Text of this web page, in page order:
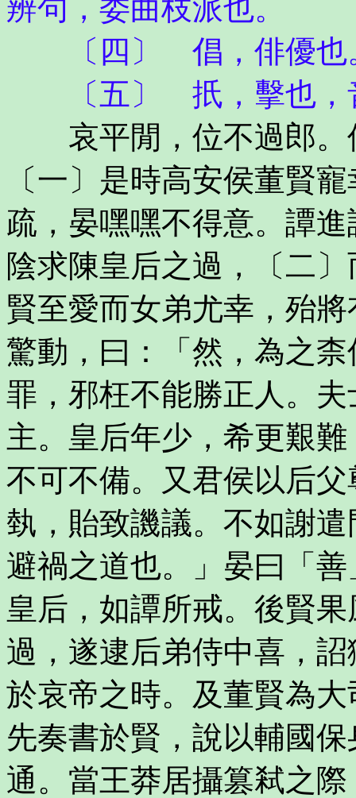
辨句，委曲枝派也。
〔四〕 倡，俳優也
〔五〕 扺，擊也，
哀平閒，位不過郎。
〔一〕是時高安侯董賢
疏，晏嘿嘿不得意。譚
陰求陳皇后之過，〔二
賢至愛而女弟尤幸，殆
驚動，曰：「然，為之
罪，邪枉不能勝正人。
主。皇后年少，希更艱
不可不備。又君侯以后
埶，貽致譏議。不如謝
避禍之道也。」晏曰「
皇后，如譚所戒。後賢
過，遂逮后弟侍中喜，
於哀帝之時。及董賢為
先奏書於賢，說以輔國
通。當王莽居攝篡弒之